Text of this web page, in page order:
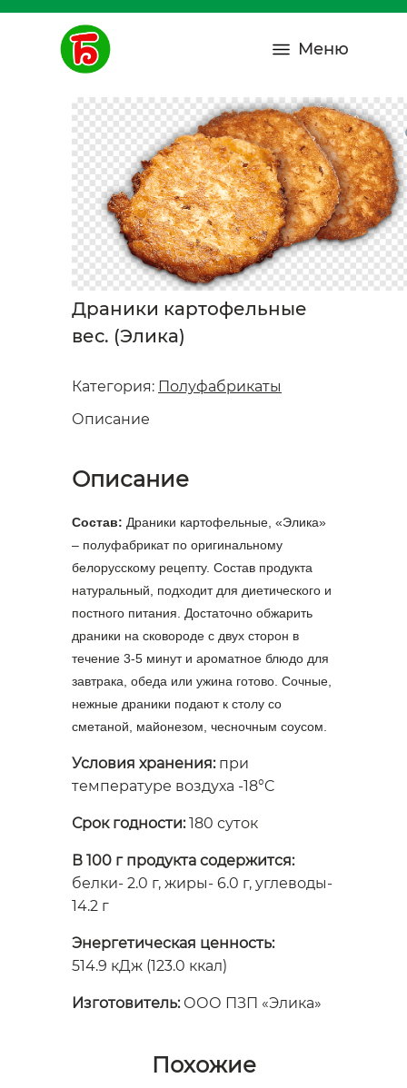
Меню
Драники картофельные
вес. (Элика)
Категория: Полуфабрикаты
Описание
Описание
Состав: Драники картофельные, «Элика»
– полуфабрикат по оригинальному
белорусскому рецепту. Состав продукта
натуральный, подходит для диетического и
постного питания. Достаточно обжарить
драники на сковороде с двух сторон в
течение 3-5 минут и ароматное блюдо для
завтрака, обеда или ужина готово. Сочные,
нежные драники подают к столу со
сметаной, майонезом, чесночным соусом.
Условия хранения:при
температуре воздуха -18°C
Срок годности:180 суток
В 100 г продукта содержится:
белки- 2.0 г, жиры- 6.0 г, углеводы-
14.2 г
Энергетическая ценность:
514.9 кДж (123.0 ккал)
Изготовитель:ООО ПЗП «Элика»
Похожие